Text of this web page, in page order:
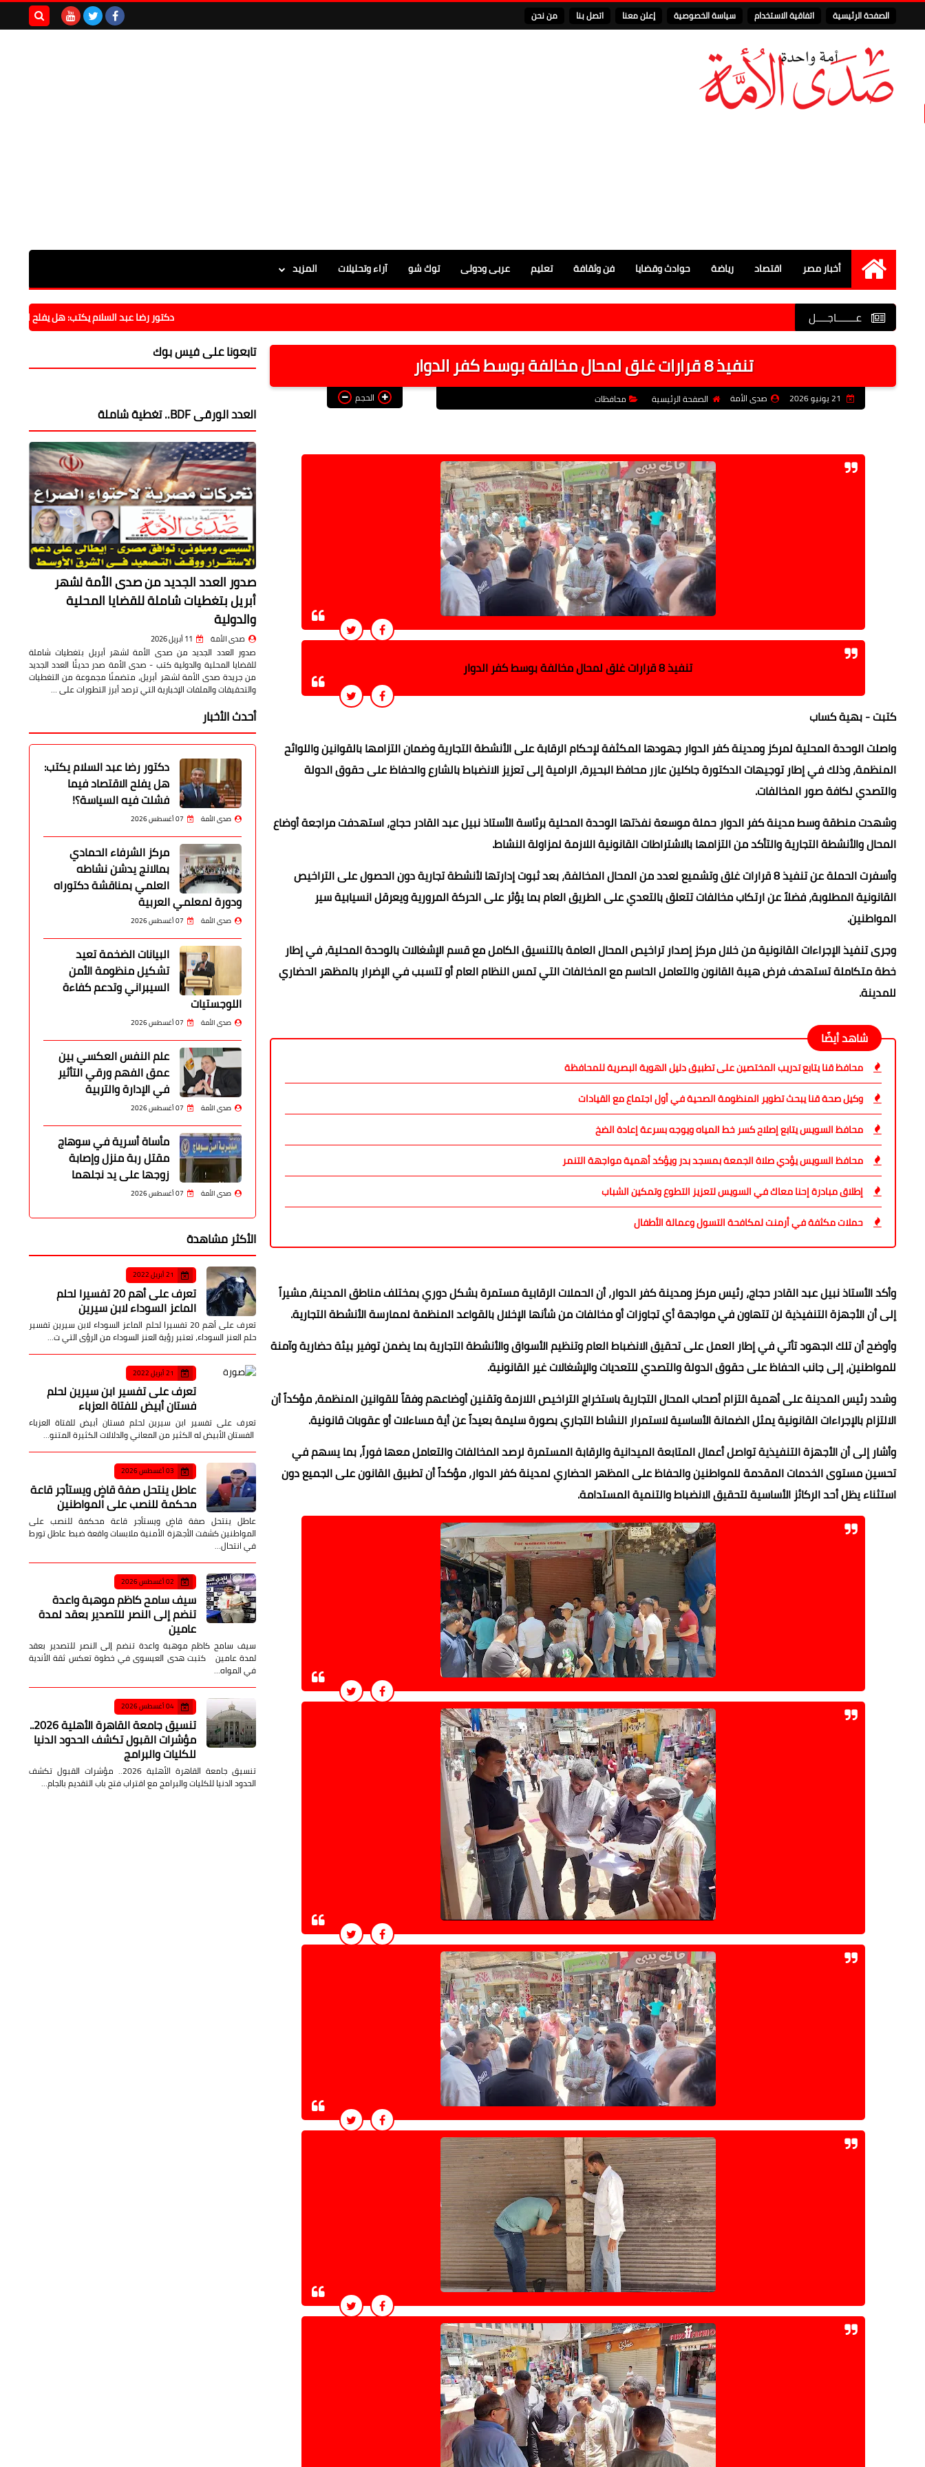
الصفحة الرئيسية اتفاقية الاستخدام سياسة الخصوصية إعلن معنا اتصل بنا من نحن
الرئيسية
أخبار مصر اقتصاد رياضة حوادث وقضايا فن وثقافة تعليم عربى ودولى توك شو آراء وتحليلات المزيد
عـــــــاجــــل دكتور رضا عبد السلام يكتب: هل يفلح الاقتصاد فيما فشلت
تنفيذ 8 قرارات غلق لمحال مخالفة بوسط كفر الدوار
صدى الأمة الصفحة الرئيسية محافظات الحجم
تنفيذ 8 قرارات غلق لمحال مخالفة بوسط كفر الدوار
كتبت - بهية كساب
واصلت الوحدة المحلية لمركز ومدينة كفر الدوار جهودها المكثفة لإحكام الرقابة على الأنشطة التجارية وضمان التزامها بالقوانين واللوائح
المنظمة، وذلك في إطار توجيهات الدكتورة جاكلين عازر محافظ البحيرة، الرامية إلى تعزيز الانضباط بالشارع والحفاظ على حقوق الدولة
والتصدي لكافة صور المخالفات.
وشهدت منطقة وسط مدينة كفر الدوار حملة موسعة نفذتها الوحدة المحلية برئاسة الأستاذ نبيل عبد القادر حجاج، استهدفت مراجعة أوضاع
المحال والأنشطة التجارية والتأكد من التزامها بالاشتراطات القانونية اللازمة لمزاولة النشاط.
وأسفرت الحملة عن تنفيذ 8 قرارات غلق وتشميع لعدد من المحال المخالفة، بعد ثبوت إدارتها لأنشطة تجارية دون الحصول على التراخيص
القانونية المطلوبة، فضلاً عن ارتكاب مخالفات تتعلق بالتعدي على الطريق العام بما يؤثر على الحركة المرورية ويعرقل انسيابية سير
المواطنين.
وجرى تنفيذ الإجراءات القانونية من خلال مركز إصدار تراخيص المحال العامة بالتنسيق الكامل مع قسم الإشغالات بالوحدة المحلية، في إطار
خطة متكاملة تستهدف فرض هيبة القانون والتعامل الحاسم مع المخالفات التي تمس النظام العام أو تتسبب في الإضرار بالمظهر الحضاري
للمدينة.
شاهد أيضًا
محافظ قنا يتابع تدريب المختصين على تطبيق دليل الهوية البصرية للمحافظة
وكيل صحة قنا يبحث تطوير المنظومة الصحية في أول اجتماع مع القيادات
محافظ السويس يتابع إصلاح كسر خط المياه ويوجه بسرعة إعادة الضخ
محافظ السويس يؤدي صلاة الجمعة بمسجد بدر ويؤكد أهمية مواجهة التنمر
إطلاق مبادرة إحنا معاك في السويس لتعزيز التطوع وتمكين الشباب
حملات مكثفة في أرمنت لمكافحة التسول وعمالة الأطفال
وأكد الأستاذ نبيل عبد القادر حجاج، رئيس مركز ومدينة كفر الدوار، أن الحملات الرقابية مستمرة بشكل دوري بمختلف مناطق المدينة، مشيراً
إلى أن الأجهزة التنفيذية لن تتهاون في مواجهة أي تجاوزات أو مخالفات من شأنها الإخلال بالقواعد المنظمة لممارسة الأنشطة التجارية.
وأوضح أن تلك الجهود تأتي في إطار العمل على تحقيق الانضباط العام وتنظيم الأسواق والأنشطة التجارية بما يضمن توفير بيئة حضارية وآمنة
للمواطنين، إلى جانب الحفاظ على حقوق الدولة والتصدي للتعديات والإشغالات غير القانونية.
وشدد رئيس المدينة على أهمية التزام أصحاب المحال التجارية باستخراج التراخيص اللازمة وتقنين أوضاعهم وفقاً للقوانين المنظمة، مؤكداً أن
الالتزام بالإجراءات القانونية يمثل الضمانة الأساسية لاستمرار النشاط التجاري بصورة سليمة بعيداً عن أية مساءلات أو عقوبات قانونية.
وأشار إلى أن الأجهزة التنفيذية تواصل أعمال المتابعة الميدانية والرقابة المستمرة لرصد المخالفات والتعامل معها فوراً، بما يسهم في
تحسين مستوى الخدمات المقدمة للمواطنين والحفاظ على المظهر الحضاري لمدينة كفر الدوار، مؤكداً أن تطبيق القانون على الجميع دون
استثناء يظل أحد الركائز الأساسية لتحقيق الانضباط والتنمية المستدامة.
تابعونا على فيس بوك
العدد الورقى BDF.. تغطية شاملة
صدور العدد الجديد من صدى الأمة لشهر
أبريل بتغطيات شاملة للقضايا المحلية
والدولية
صدى الأمة 11 أبريل 2026
صدور العدد الجديد من صدى الأمة لشهر أبريل بتغطيات شاملة
للقضايا المحلية والدولية كتب - صدى الأمة صدر حديثًا العدد الجديد
من جريدة صدى الأمة لشهر أبريل، متضمنًا مجموعة من التغطيات
والتحقيقات والملفات الإخبارية التي ترصد أبرز التطورات على …
أحدث الأخبار
دكتور رضا عبد السلام يكتب:
هل يفلح الاقتصاد فيما
فشلت فيه السياسة؟!
صدى الأمة 07 أغسطس 2026
مركز الشرفاء الحمادي
بمالانج يدشن نشاطه
العلمي بمناقشة دكتوراه
ودورة لمعلمي العربية
صدى الأمة 07 أغسطس 2026
البيانات الضخمة تعيد
تشكيل منظومة الأمن
السيبراني وتدعم كفاءة
اللوجستيات
صدى الأمة 07 أغسطس 2026
علم النفس العكسي بين
عمق الفهم ورقي التأثير
في الإدارة والتربية
صدى الأمة 07 أغسطس 2026
مأساة أسرية في سوهاج
مقتل ربة منزل وإصابة
زوجها على يد نجلهما
صدى الأمة 07 أغسطس 2026
الأكثر مشاهدة
21 أبريل 2022
تعرف على أهم 20 تفسيرا لحلم
الماعز السوداء لابن سيرين
تعرف على أهم 20 تفسيرا لحلم الماعز السوداء لابن سيرين تفسير
حلم العنز السوداء، تعتبر رؤية العنز السوداء من الرؤى التي ت…
21 أبريل 2022
تعرف على تفسير ابن سيرين لحلم
فستان أبيض للفتاة العزباء
تعرف على تفسير ابن سيرين لحلم فستان أبيض للفتاة العزباء
الفستان الأبيض له الكثير من المعاني والدلالات الكثيرة المتنو…
03 أغسطس 2026
عاطل ينتحل صفة قاضٍ ويستأجر قاعة
محكمة للنصب على المواطنين
عاطل ينتحل صفة قاضٍ ويستأجر قاعة محكمة للنصب على
المواطنين كشفت الأجهزة الأمنية ملابسات واقعة ضبط عاطل تورط
في انتحال…
02 أغسطس 2026
سيف سامح كاظم موهبة واعدة
تنضم إلى النصر للتصدير بعقد لمدة
عامين
سيف سامح كاظم موهبة واعدة تنضم إلى النصر للتصدير بعقد
لمدة عامين كتبت هدى العيسوى في خطوة تعكس ثقة الأندية
في المواه…
04 أغسطس 2026
تنسيق جامعة القاهرة الأهلية 2026..
مؤشرات القبول تكشف الحدود الدنيا
للكليات والبرامج
تنسيق جامعة القاهرة الأهلية 2026.. مؤشرات القبول تكشف
الحدود الدنيا للكليات والبرامج مع اقتراب فتح باب التقديم بالجام…